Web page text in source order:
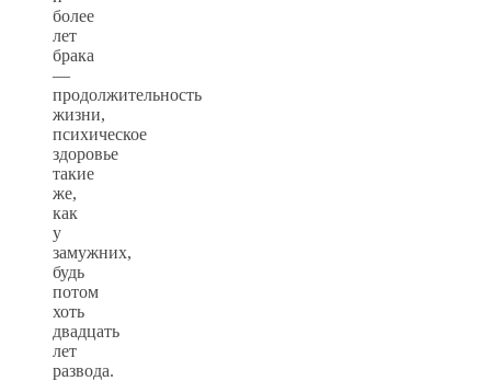
более
лет
брака
—
продолжительность
жизни,
психическое
здоровье
такие
же,
как
у
замужних,
будь
потом
хоть
двадцать
лет
развода.